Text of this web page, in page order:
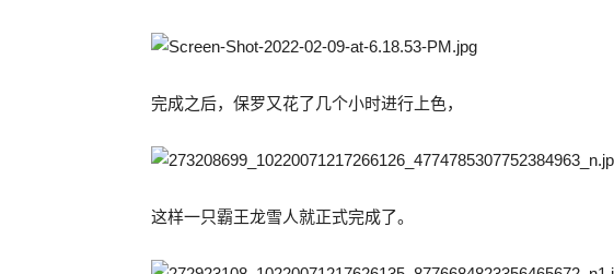
完成之后，保罗又花了几个小时进行上色，
这样一只霸王龙雪人就正式完成了。